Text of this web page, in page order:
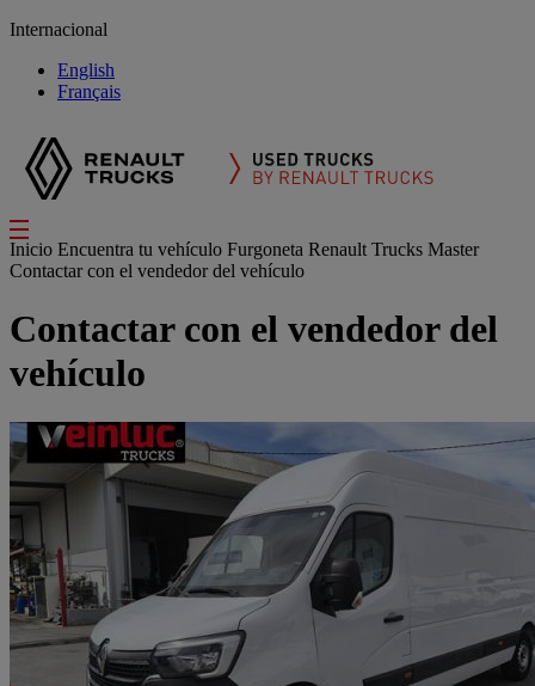
Internacional
English
Français
Inicio Encuentra tu vehículo Furgoneta Renault Trucks Master
Contactar con el vendedor del vehículo
Contactar con el vendedor del
vehículo